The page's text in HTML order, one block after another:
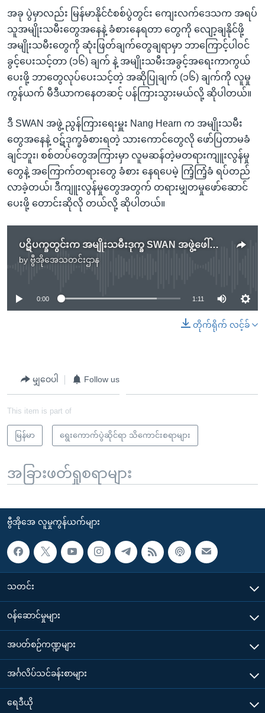
အခု ပွဲမှာလည်း မြန်မာနိုင်ငံစစ်ပွဲတွင်း ကျေးလက်ဒေသက အရပ်
သူအမျိုးသမီးတွေအနေနဲ့ ခံစားနေရတာ တွေကို လျော့ချနိုင်ဖို့
အမျိုးသမီးတွေကို ဆုံးဖြတ်ချက်တွေချရာမှာ ဘာကြောင့်ပါဝင်
ခွင့်ပေးသင့်တာ (၁၆) ချက် နဲ့ အမျိုးသမီးအခွင့်အရေးကာကွယ်
ပေးဖို့ ဘာတွေလုပ်ပေးသင့်တဲ့ အဆိုပြုချက် (၁၆) ချက်ကို လူမှု
ကွန်ယက် မီဒီယာကနေတဆင့် ပန်ကြားသွားမယ်လို့ ဆိုပါတယ်။
ဒီ SWAN အဖွဲ့ ညွန်ကြားရေးမှူး Nang Hearn က အမျိုးသမီး
တွေအနေနဲ့ ဝဋ်ဒုက္ခခံစားရတဲ့ သားကောင်တွေလို ဖော်ပြတာမခံ
ချင်ဘူး၊ စစ်တပ်တွေအကြားမှာ လူမဆန်တဲ့မတရားကျူးလွန်မှု
တွေနဲ့ အကြောက်တရားတွေ ခံစား နေရပေမဲ့ ကြံ့ကြံ့ခံ ရပ်တည်
လာခဲ့တယ်၊ ဒီကျူးလွန်မှုတွေအတွက် တရားမျှတမှုဖော်ဆောင်
ပေးဖို့ တောင်းဆိုလို တယ်လို့ ဆိုပါတယ်။
ပဋိပက္ခတွင်းက အမျိုးသမီးဒုက္ခ SWAN အဖွဲ့ဖေါ်ထုတ်မည်
by ဗွီအိုအေသတင်းဌာန
No media source currently available
0:00 1:11
တိုက်ရိုက် လင့်ခ်
မျှဝေပါ Follow us
This item is part of
မြန်မာ ရွေးကောက်ပွဲဆိုင်ရာ သိကောင်းစရာများ
အခြားဖတ်ရှုစရာများ
ဗွီအိုအေ လူမှုကွန်ယက်များ
သတင်း
၀န်ဆောင်မှုများ
အပတ်စဉ်ကဏ္ဍများ
အင်္ဂလိပ်သင်ခန်းစာများ
ရေဒီယို